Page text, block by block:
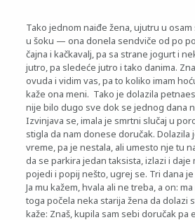
Tako jednom naiđe žena, ujutru u osam
u šoku — ona donela sendviče od po
čajna i kačkavalj, pa sa strane jogurt i
jutro, pa sledeće jutro i tako danima.
ovuda i vidim vas, pa to koliko imam
kaže ona meni. Tako je dolazila
nije bilo dugo sve dok se jednog dana
Izvinjava se, imala je smrtni slučaj u
stigla da nam donese doručak. Dolazila
vreme, pa je nestala, ali umesto nje tu
da se parkira jedan taksista, izlazi i
pojedi i popij nešto, ugrej se. Tri dana
Ja mu kažem, hvala ali ne treba, a on:
toga počela neka starija žena da dolazi
kaže: Znaš, kupila sam sebi doručak pa